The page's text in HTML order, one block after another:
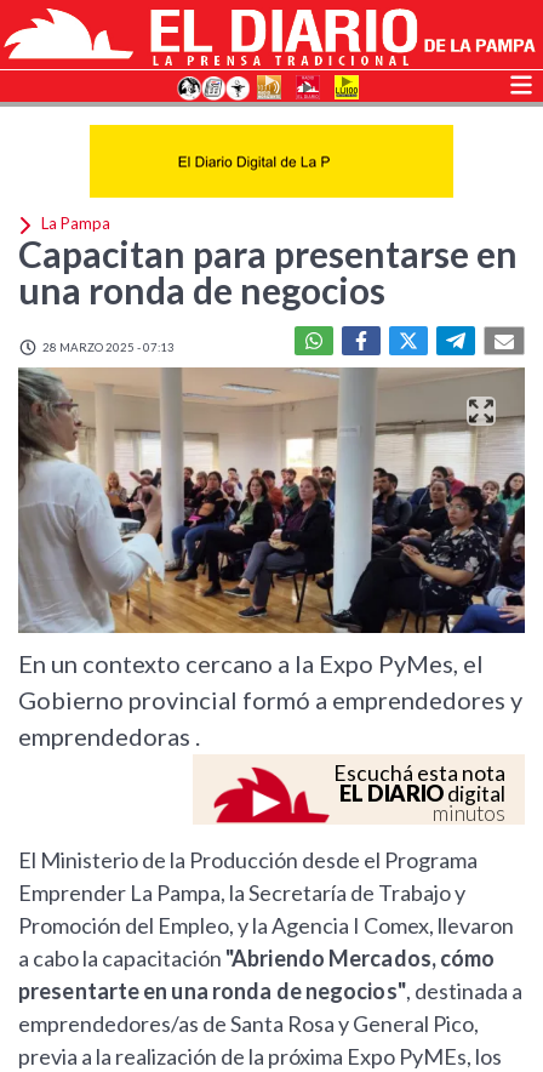
La Pampa
Capacitan para presentarse en
una ronda de negocios
28 MARZO 2025 - 07:13
En un contexto cercano a la Expo PyMes, el
Gobierno provincial formó a emprendedores y
emprendedoras .
Escuchá esta nota
EL DIARIOdigital
minutos
El Ministerio de la Producción desde el Programa
Emprender La Pampa, la Secretaría de Trabajo y
Promoción del Empleo, y la Agencia I Comex, llevaron
a cabo la capacitación "Abriendo Mercados, cómo
presentarte en una ronda de negocios", destinada a
emprendedores/as de Santa Rosa y General Pico,
previa a la realización de la próxima Expo PyMEs, los